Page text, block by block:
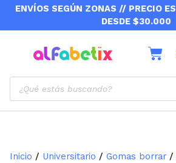
contenido
ENVÍOS SEGÚN ZONAS // PRECIO
DESDE $30.000
Cart
Products
search
Inicio / Universitario / Gomas borrar /